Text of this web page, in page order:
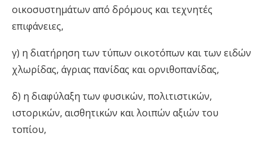
οικοσυστημάτων από δρόμους και τεχνητές
επιφάνειες,
γ) η διατήρηση των τύπων οικοτόπων και των ειδών
χλωρίδας, άγριας πανίδας και ορνιθοπανίδας,
δ) η διαφύλαξη των φυσικών, πολιτιστικών,
ιστορικών, αισθητικών και λοιπών αξιών του
τοπίου,